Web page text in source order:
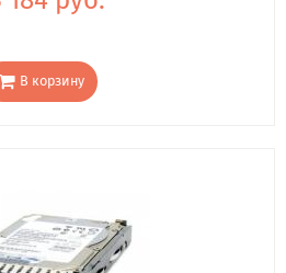
В корзину